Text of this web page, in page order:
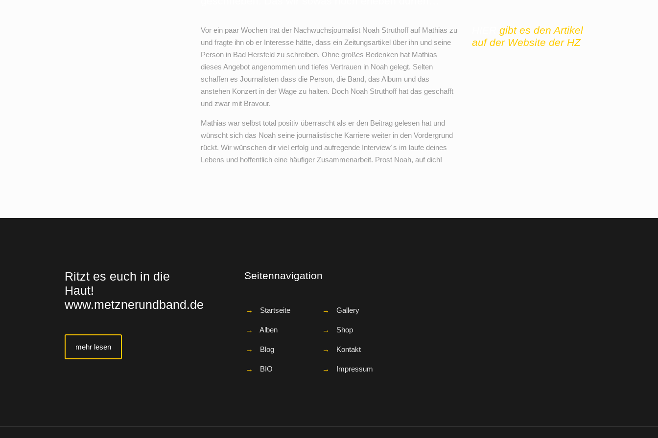
Vor ein paar Wochen trat der Nachwuchsjournalist Noah Struthoff auf Mathias zu
und fragte ihn ob er Interesse hätte, dass ein Zeitungsartikel über ihn und seine
Person in Bad Hersfeld zu schreiben. Ohne großes Bedenken hat Mathias
dieses Angebot angenommen und tiefes Vertrauen in Noah gelegt. Selten
schaffen es Journalisten dass die Person, die Band, das Album und das
anstehen Konzert in der Wage zu halten. Doch Noah Struthoff hat das geschafft
und zwar mit Bravour.
Mathias war selbst total positiv überrascht als er den Beitrag gelesen hat und
wünscht sich das Noah seine journalistische Karriere weiter in den Vordergrund
rückt. Wir wünschen dir viel erfolg und aufregende Interview´s im laufe deines
Lebens und hoffentlich eine häufiger Zusammenarbeit. Prost Noah, auf dich!
gibt es den Artikel
auf der Website der HZ
Ritzt es euch in die
Haut!
www.metznerundband.de
mehr lesen
Seitennavigation
→ Startseite
→ Alben
→ Blog
→ BIO
→ Gallery
→ Shop
→ Kontakt
→ Impressum